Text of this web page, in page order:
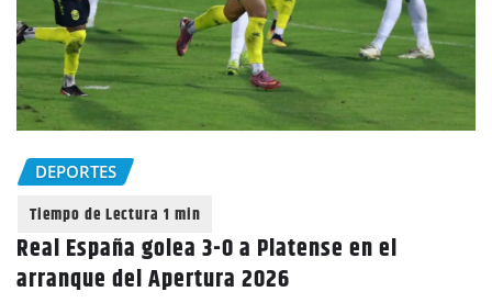
DEPORTES
Real España golea 3-0 a Platense en el
arranque del Apertura 2026